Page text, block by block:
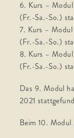
6. Kurs –
(Fr.-Sa.-So.)
7. Kurs –
(Fr.-Sa.-So.)
8. Kurs –
(Fr.-Sa.-So.)
Das 9. Modul
2021
Beim 10. Modul